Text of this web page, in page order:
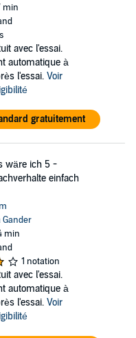
min
avec l'essai.
automatique à
l'essai. Voir
gratuitement
wäre ich 5 -
einfach
Gander
min
1 notation
avec l'essai.
automatique à
l'essai. Voir